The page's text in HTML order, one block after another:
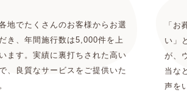
地でたくさんのお客様からお選
き、年間施行数は5,000件を上
ます。実績に裏打ちされた高い
、良質なサービスをご提供いた
「お
い」
が、
当な
声を